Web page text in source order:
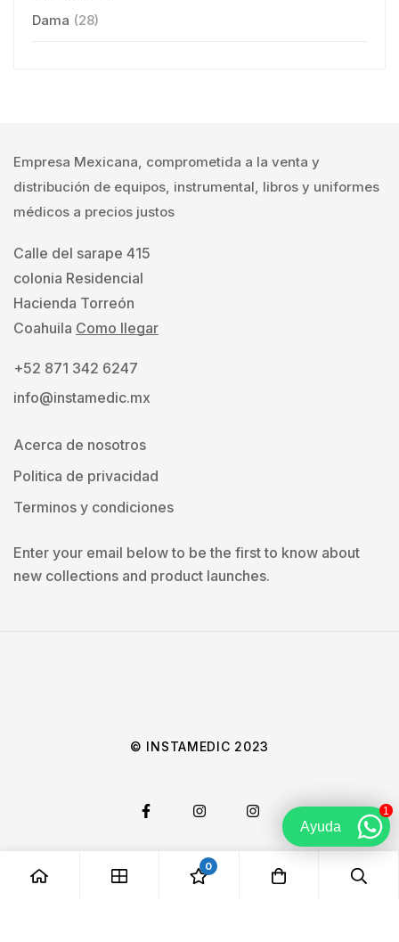
Dama (28)
Empresa Mexicana, comprometida a la venta y
distribución de equipos, instrumental, libros y uniformes
médicos a precios justos
Calle del sarape 415
colonia Residencial
Hacienda Torreón
Coahuila Como llegar
+52 871 342 6247
info@instamedic.mx
Acerca de nosotros
Politica de privacidad
Terminos y condiciones
Enter your email below to be the first to know about
new collections and product launches.
© INSTAMEDIC 2023
0
Ayuda
1